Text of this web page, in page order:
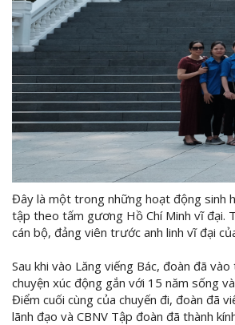
Đây là một trong những hoạt động sinh
tập theo tấm gương Hồ Chí Minh vĩ đại.
cán bộ, đảng viên trước anh linh vĩ đại
Sau khi vào Lăng viếng Bác, đoàn đã
chuyện xúc động gắn với 15 năm sống
Điểm cuối cùng của chuyến đi, đoàn đã
lãnh đạo và CBNV Tập đoàn đã thành